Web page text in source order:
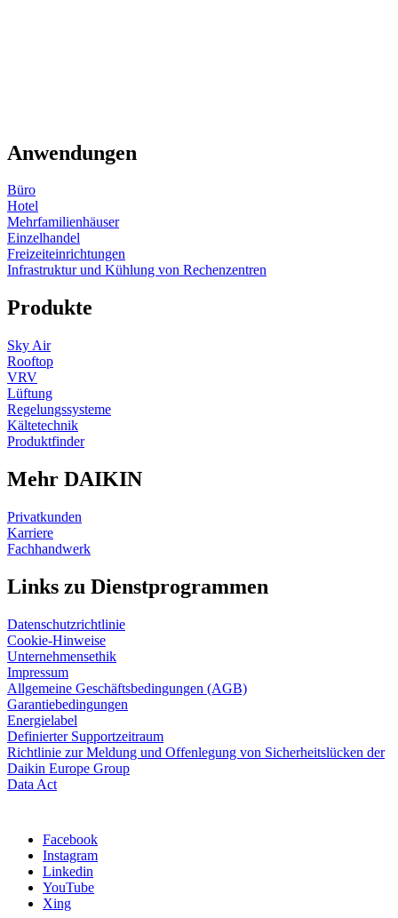
Anwendungen
Büro
Hotel
Mehrfamilienhäuser
Einzelhandel
Freizeiteinrichtungen
Infrastruktur und Kühlung von Rechenzentren
Produkte
Sky Air
Rooftop
VRV
Lüftung
Regelungssysteme
Kältetechnik
Produktfinder
Mehr DAIKIN
Privatkunden
Karriere
Fachhandwerk
Links zu Dienstprogrammen
Datenschutzrichtlinie
Cookie-Hinweise
Unternehmensethik
Impressum
Allgemeine Geschäftsbedingungen (AGB)
Garantiebedingungen
Energielabel
Definierter Supportzeitraum
Richtlinie zur Meldung und Offenlegung von Sicherheitslücken der
Daikin Europe Group
Data Act
Facebook
Instagram
Linkedin
YouTube
Xing